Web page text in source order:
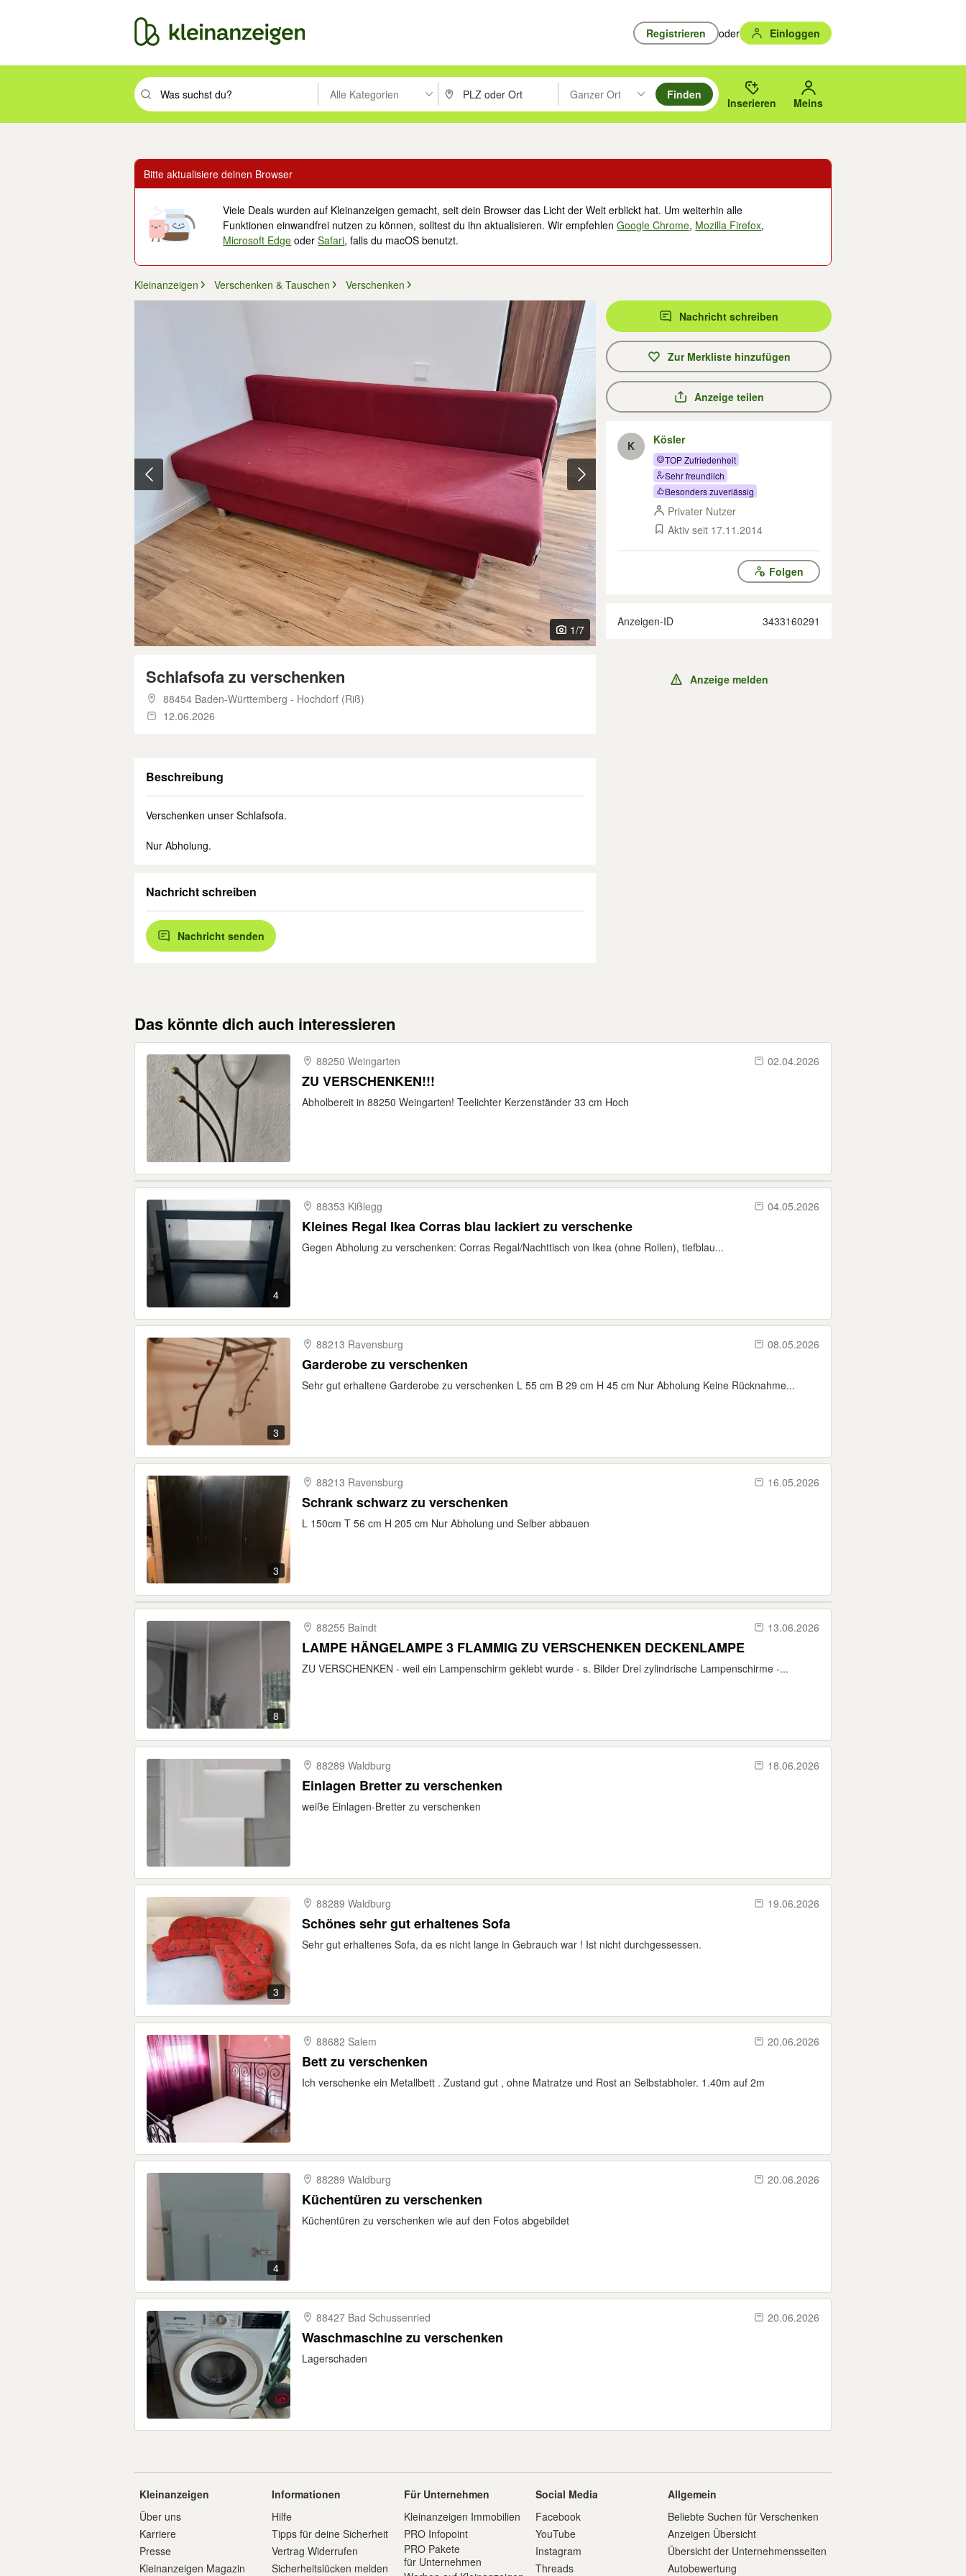
Registrieren oder Einloggen
Suchbegriff eingeben. Eingabetaste drücken um zu suchen, oder Vorschläge mit den Pfeiltasten nach oben/unten durchsuchen und mit Eingabetaste auswählen.
Alle Kategorien PLZ oder Ort eingeben. Eingabetaste drücken um zu suchen, oder Vorschläge mit den Pfeiltasten nach oben/
Ganzer Ort
Suche im Umkreis des gewählten Orts oder PLZ.
Finden
Inserieren Meins
Bitte aktualisiere deinen Browser
Viele Deals wurden auf Kleinanzeigen gemacht, seit dein Browser das Licht der Welt erblickt hat. Um weiterhin alle
Funktionen einwandfrei nutzen zu können, solltest du ihn aktualisieren. Wir empfehlenGoogle Chrome, Mozilla Firefox,
Microsoft Edge oderSafari, falls du macOS benutzt.
Kleinanzeigen Verschenken & Tauschen Verschenken
1/7
Schlafsofa zu verschenken
88454 Baden-Württemberg - Hochdorf (Riß)
12.06.2026
Beschreibung
Verschenken unser Schlafsofa.
Nur Abholung.
Nachricht schreiben
Nachricht senden
Nachricht schreiben
Zur Merkliste hinzufügen
Anzeige teilen
K Kösler
TOP Zufriedenheit
Sehr freundlich
Besonders zuverlässig
Privater Nutzer
Aktiv seit 17.11.2014
Folgen
Anzeigen-ID 3433160291
Anzeige melden
Das könnte dich auch interessieren
88250 Weingarten 02.04.2026
ZU VERSCHENKEN!!!
Abholbereit in 88250 Weingarten! Teelichter Kerzenständer 33 cm Hoch
4
88353 Kißlegg 04.05.2026
Kleines Regal Ikea Corras blau lackiert zu verschenke
Gegen Abholung zu verschenken: Corras Regal/Nachttisch von Ikea (ohne Rollen), tiefblau...
3
88213 Ravensburg 08.05.2026
Garderobe zu verschenken
Sehr gut erhaltene Garderobe zu verschenken L 55 cm B 29 cm H 45 cm Nur Abholung Keine Rücknahme...
3
88213 Ravensburg 16.05.2026
Schrank schwarz zu verschenken
L 150cm T 56 cm H 205 cm Nur Abholung und Selber abbauen
8
88255 Baindt 13.06.2026
LAMPE HÄNGELAMPE 3 FLAMMIG ZU VERSCHENKEN DECKENLAMPE
ZU VERSCHENKEN - weil ein Lampenschirm geklebt wurde - s. Bilder Drei zylindrische Lampenschirme -...
88289 Waldburg 18.06.2026
Einlagen Bretter zu verschenken
weiße Einlagen-Bretter zu verschenken
3
88289 Waldburg 19.06.2026
Schönes sehr gut erhaltenes Sofa
Sehr gut erhaltenes Sofa, da es nicht lange in Gebrauch war ! Ist nicht durchgessessen.
88682 Salem 20.06.2026
Bett zu verschenken
Ich verschenke ein Metallbett . Zustand gut , ohne Matratze und Rost an Selbstabholer. 1.40m auf 2m
4
88289 Waldburg 20.06.2026
Küchentüren zu verschenken
Küchentüren zu verschenken wie auf den Fotos abgebildet
88427 Bad Schussenried 20.06.2026
Waschmaschine zu verschenken
Lagerschaden
Kleinanzeigen
Über uns
Karriere
Presse
Kleinanzeigen Magazin
Informationen
Hilfe
Tipps für deine Sicherheit
Vertrag Widerrufen
Sicherheitslücken melden
Für Unternehmen
Kleinanzeigen Immobilien
PRO Infopoint
PRO Pakete
für Unternehmen
Social Media
Facebook
YouTube
Instagram
Threads
Allgemein
Beliebte Suchen für Verschenken
Anzeigen Übersicht
Übersicht der Unternehmensseiten
Autobewertung